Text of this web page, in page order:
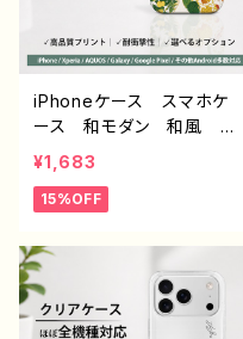
iPhoneケース スマホケ
ース 和モダン 和風 和
柄 花柄 シンプル おし
ゃれ メンズ 大人女子
かわいい 安い iPhone1
め 個性的 Android ア
ンドロイド ケース Galax
y AQUOS Xperia Go
ogle Pixel タイトル：和柄
¥1,683
15%OFF